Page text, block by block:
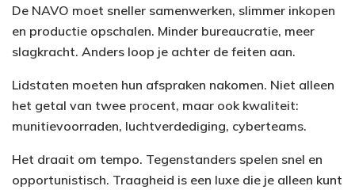
De NAVO moet sneller samenwerken, slimmer inkopen
en productie opschalen. Minder bureaucratie, meer
slagkracht. Anders loop je achter de feiten aan.
Lidstaten moeten hun afspraken nakomen. Niet alleen
het getal van twee procent, maar ook kwaliteit:
munitievoorraden, luchtverdediging, cyberteams.
Het draait om tempo. Tegenstanders spelen snel en
opportunistisch. Traagheid is een luxe die je alleen kunt